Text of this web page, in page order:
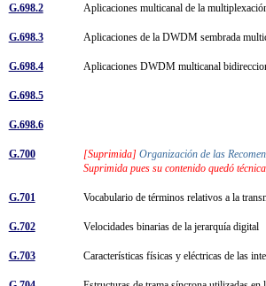
G.698.2 Aplicaciones multicanal de la
G.698.3 Aplicaciones de la DWDM sembrada
G.698.4 Aplicaciones DWDM multicanal
G.698.5
G.698.6
G.700 [Suprimida] Organización de las
Suprimida pues su contenido quedó
G.701 Vocabulario de términos relativos a la
G.702 Velocidades binarias de la jerarquía digital
G.703 Características físicas y eléctricas de las